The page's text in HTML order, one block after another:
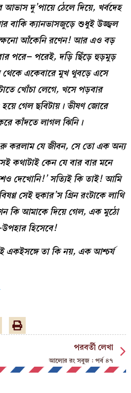
আভাস দু’পায়ে ঠেলে দিয়ে, খর্বদেহ
বাকি ক্যানভাসজুড়ে শুধুই উজ্জ্বল
আঁকেনি রণেন!আর এও বড়
পরে– পরেই, দড়ি ছিঁড়ে হুড়মুড়
থেকে একেবারে মুখ থুবড়ে এসে
খোঁচা লেগে, খসে পড়বার
গেল ছবিটায়। ভীষণ জোরে
কাঁদতে লাগল ঝিনি।
করলাম যে জীবন, সে তো এক অন্য
কথাটাই কেন যে বার বার মনে
দেখোনি!’সত্যিই কি তাই!আমি
সেই হুকার’স গ্রিন রংটাকে লাথি
কি আমাকে দিয়ে গেল, এক মুঠো
উপহার হিসেবে!
একইসঙ্গে তা কি নয়, এক আশ্চর্য
পরবর্তী লেখা
আলোর রং সবুজ : পর্ব ৪৭